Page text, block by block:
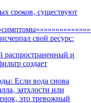
сроков‚ существуют
свой ресурс:
и
создает
Если вода снова
затхлости или
это тревожный